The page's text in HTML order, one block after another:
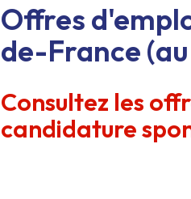
Offres
de-France
Consultez les
candidature